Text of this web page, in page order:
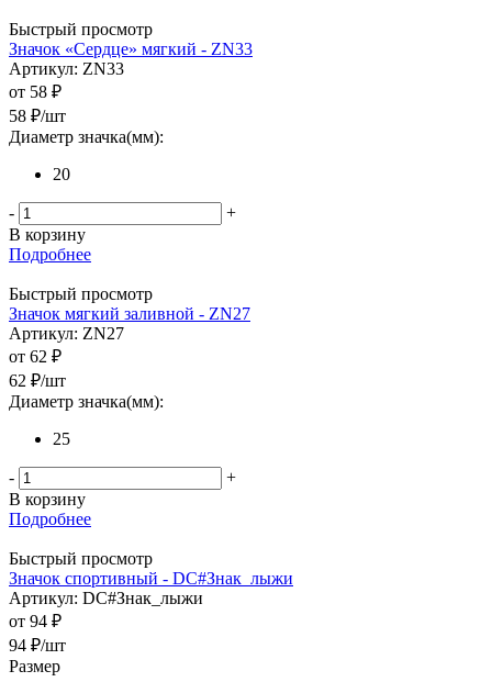
Быстрый просмотр
Значок «Сердце» мягкий - ZN33
Артикул: ZN33
от 58 ₽
58 ₽/шт
Диаметр значка(мм):
20
-
+
В корзину
Подробнее
Быстрый просмотр
Значок мягкий заливной - ZN27
Артикул: ZN27
от 62 ₽
62 ₽/шт
Диаметр значка(мм):
25
-
+
В корзину
Подробнее
Быстрый просмотр
Значок спортивный - DC#Знак_лыжи
Артикул: DC#Знак_лыжи
от 94 ₽
94 ₽/шт
Размер